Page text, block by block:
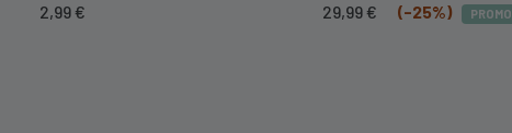
2,99€
Il
29,99€ (-25%) PROMO